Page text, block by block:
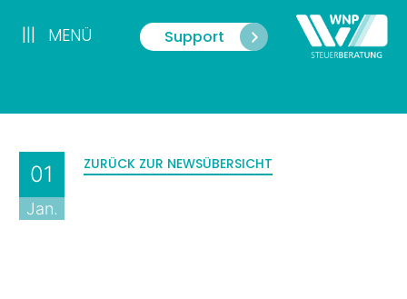
Inhalt
springen
Support
||| MENÜ
01
Jan.
ZURÜCK ZUR NEWSÜBERSICHT